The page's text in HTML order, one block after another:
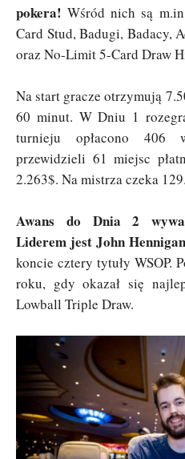
pokera! Wśród nich są
Card Stud, Badugi, Badacy,
oraz No-Limit 5-Card Draw
Na start gracze otrzymują
60 minut. W Dniu 1
turnieju opłacono 406
przewidzieli 61 miejsc
2.263$. Na mistrza czeka
Awans do Dnia 2
Liderem jest John
koncie cztery tytuły WSOP.
roku, gdy okazał się
Lowball Triple Draw.